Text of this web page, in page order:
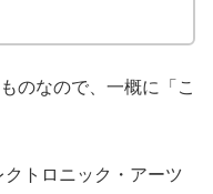
のなので、一概に「こ
トロニック・アーツ